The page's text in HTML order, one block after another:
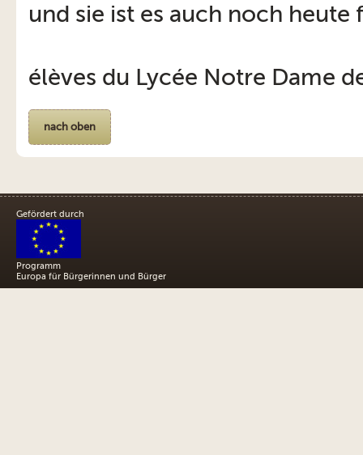
und sie ist es auch noch
élèves du Lycée Notre Dame
nach oben
Gefördert durch
Programm
Europa für Bürgerinnen und Bürger